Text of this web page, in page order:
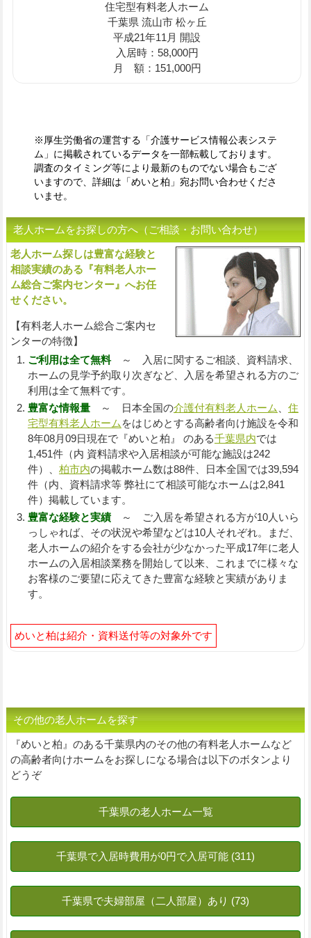
住宅型有料老人ホーム
千葉県 流山市 松ヶ丘
平成21年11月 開設
入居時：58,000円
月 額：151,000円
※厚生労働省の運営する「介護サービス情報公表システ
ム」に掲載されているデータを一部転載しております。
調査のタイミング等により最新のものでない場合もござ
いますので、詳細は「めいと柏」宛お問い合わせくださ
いませ。
老人ホームをお探しの方へ（ご相談・お問い合わせ）
老人ホーム探しは豊富な経験と
相談実績のある『有料老人ホー
ム総合ご案内センター』へお任
せください。
【有料老人ホーム総合ご案内セ
ンターの特徴】
ご利用は全て無料～ 入居に関するご相談、資料請求、
ホームの見学予約取り次ぎなど、入居を希望される方のご
利用は全て無料です。
豊富な情報量～ 日本全国の介護付有料老人ホーム、 住
宅型有料老人ホームをはじめとする高齢者向け施設を令和
8年08月09日現在で『めいと柏』 のある千葉県内では
1,451件（内 資料請求や入居相談が可能な施設は242
件）、 柏市内の掲載ホーム数は88件、日本全国では39,594
件（内、資料請求等 弊社にて相談可能なホームは2,841
件）掲載しています。
豊富な経験と実績～ ご入居を希望される方が10人いら
っしゃれば、その状況や希望などは10人それぞれ。まだ、
老人ホームの紹介をする会社が少なかった平成17年に老人
ホームの入居相談業務を開始して以来、これまでに様々な
お客様のご要望に応えてきた豊富な経験と実績がありま
す。
めいと柏は紹介・資料送付等の対象外です
その他の老人ホームを探す
『めいと柏』のある千葉県内のその他の有料老人ホームなど
の高齢者向けホームをお探しになる場合は以下のボタンより
どうぞ